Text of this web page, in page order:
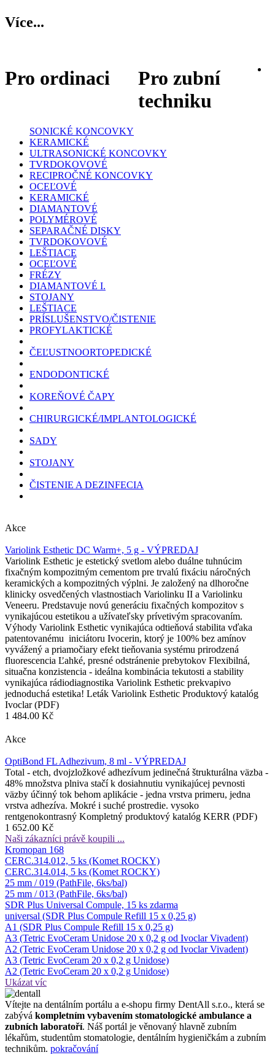
Více...
Pro ordinaci
Pro zubní
techniku
SONICKÉ KONCOVKY
KERAMICKÉ
ULTRASONICKÉ KONCOVKY
TVRDOKOVOVÉ
RECIPROČNÉ KONCOVKY
OCEĽOVÉ
KERAMICKÉ
DIAMANTOVÉ
POLYMÉROVÉ
SEPARAČNÉ DISKY
TVRDOKOVOVÉ
LEŠTIACE
OCEĽOVÉ
FRÉZY
DIAMANTOVÉ I.
STOJANY
LEŠTIACE
PRÍSLUŠENSTVO/ČISTENIE
PROFYLAKTICKÉ
ČEĽUSTNOORTOPEDICKÉ
ENDODONTICKÉ
KOREŇOVÉ ČAPY
CHIRURGICKÉ/IMPLANTOLOGICKÉ
SADY
STOJANY
ČISTENIE A DEZINFECIA
Akce
Variolink Esthetic DC Warm+, 5 g - VÝPREDAJ
Variolink Esthetic je estetický svetlom alebo duálne tuhnúcim
fixačným kompozitným cementom pre trvalú fixáciu náročných
keramických a kompozitných výplni. Je založený na dlhoročne
klinicky osvedčených vlastnostiach Variolinku II a Variolinku
Veneeru. Predstavuje novú generáciu fixačných kompozitov s
vynikajúcou estetikou a užívateľsky prívetivým spracovaním.
Výhody Variolink Esthetic vynikajúca odtieňová stabilita vďaka
patentovanému iniciátoru Ivocerin, ktorý je 100% bez amínov
vyvážený a priamočiary efekt tieňovania systému prirodzená
fluorescencia Ľahké, presné odstránenie prebytokov Flexibilná,
situačna konzistencia - ideálna kombinácia tekutosti a stability
vynikajúca rádiodiagnostika Variolink Esthetic prekvapivo
jednoduchá estetika! Leták Variolink Esthetic Produktový katalóg
Ivoclar (PDF)
1 484.00 Kč
Akce
OptiBond FL Adhezivum, 8 ml - VÝPREDAJ
Total - etch, dvojzložkové adhezívum jedinečná štrukturálna väzba -
48% množstva plniva stačí k dosiahnutiu vynikajúcej pevnosti
väzby účinný tok behom aplikácie - jedna vrstva primeru, jedna
vrstva adhezíva. Mokré i suché prostredie. vysoko
rentgenokontrasný Kompletný produktový katalóg KERR (PDF)
1 652.00 Kč
Naši zákazníci právě koupili ...
Kromopan 168
CERC.314.012, 5 ks (Komet ROCKY)
CERC.314.014, 5 ks (Komet ROCKY)
25 mm / 019 (PathFile, 6ks/bal)
25 mm / 013 (PathFile, 6ks/bal)
SDR Plus Universal Compule, 15 ks zdarma
universal (SDR Plus Compule Refill 15 x 0,25 g)
A1 (SDR Plus Compule Refill 15 x 0,25 g)
A3 (Tetric EvoCeram Unidose 20 x 0,2 g od Ivoclar Vivadent)
A2 (Tetric EvoCeram Unidose 20 x 0,2 g od Ivoclar Vivadent)
A3 (Tetric EvoCeram 20 x 0,2 g Unidose)
A2 (Tetric EvoCeram 20 x 0,2 g Unidose)
Ukázat víc
Ví­tejte na dentálním portálu a e-shopu firmy DentAll s.r.o., která se
zabývá kompletním vybavením stomatologické ambulance a
zubních laboratoří. Náš portál je věnovaný hlavně zubním
lékařům, studentům stomatologie, dentálním hygieničkám a zubním
technikům. pokračování